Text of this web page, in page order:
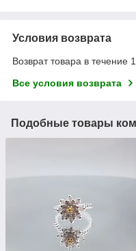
Условия возврата
Возврат товара в течение
Все условия возврата
Подобные товары